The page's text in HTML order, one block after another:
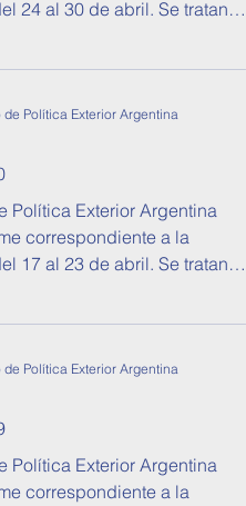
24 al 30 de abril. Se tratan
relaciones...
de Política Exterior Argentina
Política Exterior Argentina
correspondiente a la
17 al 23 de abril. Se tratan
de Política Exterior Argentina
Política Exterior Argentina
correspondiente a la